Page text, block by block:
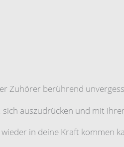
Zuhörer berührend
auszudrücken und mit
in deine Kraft kommen